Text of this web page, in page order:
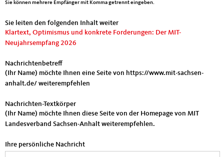
Sie können mehrere Empfänger mit Komma getrennt eingeben.
Sie leiten den folgenden Inhalt weiter
Klartext, Optimismus und konkrete Forderungen: Der MIT-
Neujahrsempfang 2026
Nachrichtenbetreff
(Ihr Name) möchte Ihnen eine Seite von https://www.mit-sachsen-
anhalt.de/ weiterempfehlen
Nachrichten-Textkörper
(Ihr Name) möchte Ihnen diese Seite von der Homepage von MIT
Landesverband Sachsen-Anhalt weiterempfehlen.
Ihre persönliche Nachricht